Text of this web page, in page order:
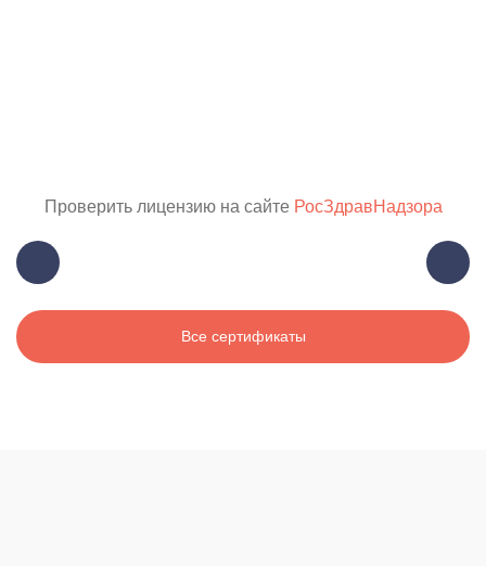
Все сертификаты
Проверить лицензию на сайте РосЗдравНадзора